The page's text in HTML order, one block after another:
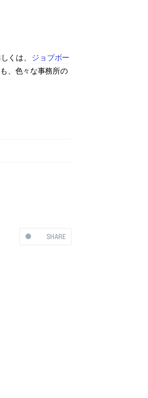
くは、
ジョブボー
、色々な事務所の
SHARE